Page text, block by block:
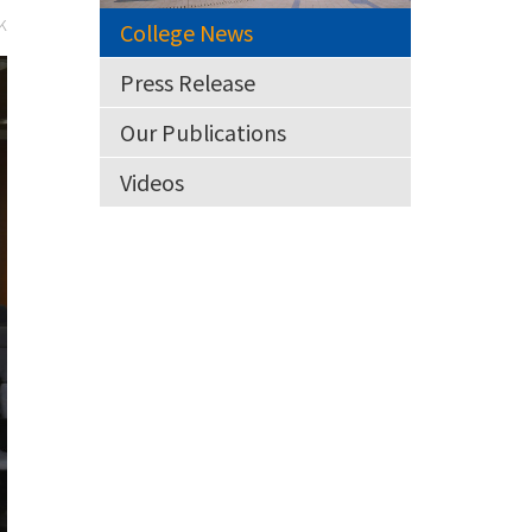
College News
Press Release
Our Publications
Videos